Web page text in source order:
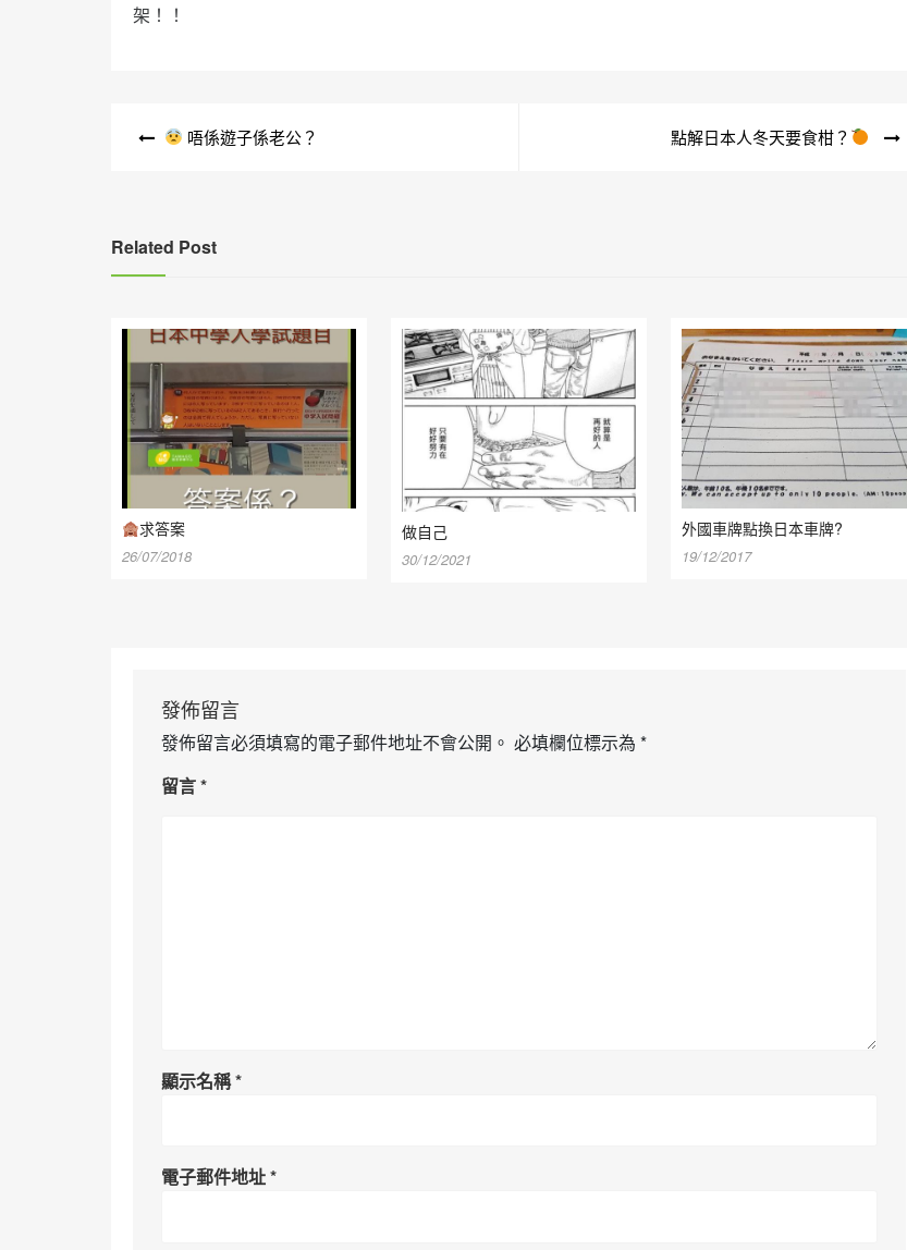
架！！
唔係遊子係老公？ 點解日本人冬天要食柑？
Related Post
求答案
26/07/2018
做自己
30/12/2021
外國車牌點換日本車牌?
19/12/2017
發佈留言
發佈留言必須填寫的電子郵件地址不會公開。 必填欄位標示為 *
留言*
顯示名稱*
電子郵件地址*